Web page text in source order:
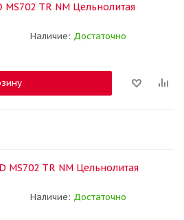
TR NM Цельнолитая
Наличие: Достаточно
MS702 TR NM Цельнолитая
Наличие: Достаточно